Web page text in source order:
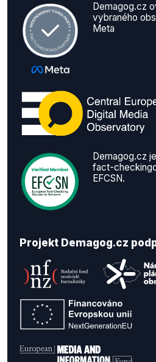
Demagog.cz
vybraného
Meta
Demagog.cz
fact-
EFCSN.
Projekt Demagog.cz